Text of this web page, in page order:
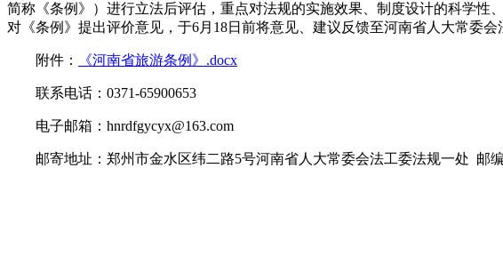
简称《条例》）进行立法后评估，重点对法规的实施效果、制度设计的科学
对《条例》提出评价意见，于6月18日前将意见、建议反馈至河南省人大常委会
附件： 《河南省旅游条例》.docx
联系电话：0371-65900653
电子邮箱：hnrdfgycyx@163.com
邮寄地址：郑州市金水区纬二路5号河南省人大常委会法工委法规一处 邮编